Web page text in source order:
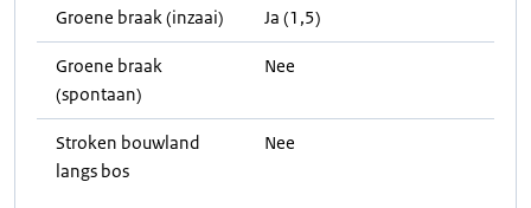
Groene braak (inzaai) Ja (1,5)
Groene braak
(spontaan)
Nee
Stroken bouwland
langs bos
Nee